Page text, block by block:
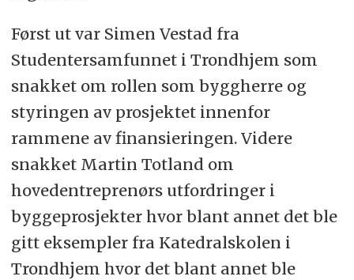
Først ut var Simen Vestad fra
Studentersamfunnet i Trondhjem som
snakket om rollen som byggherre og
styringen av prosjektet innenfor
rammene av finansieringen. Videre
snakket Martin Totland om
hovedentreprenørs utfordringer i
byggeprosjekter hvor blant annet det ble
gitt eksempler fra Katedralskolen i
Trondhjem hvor det blant annet ble